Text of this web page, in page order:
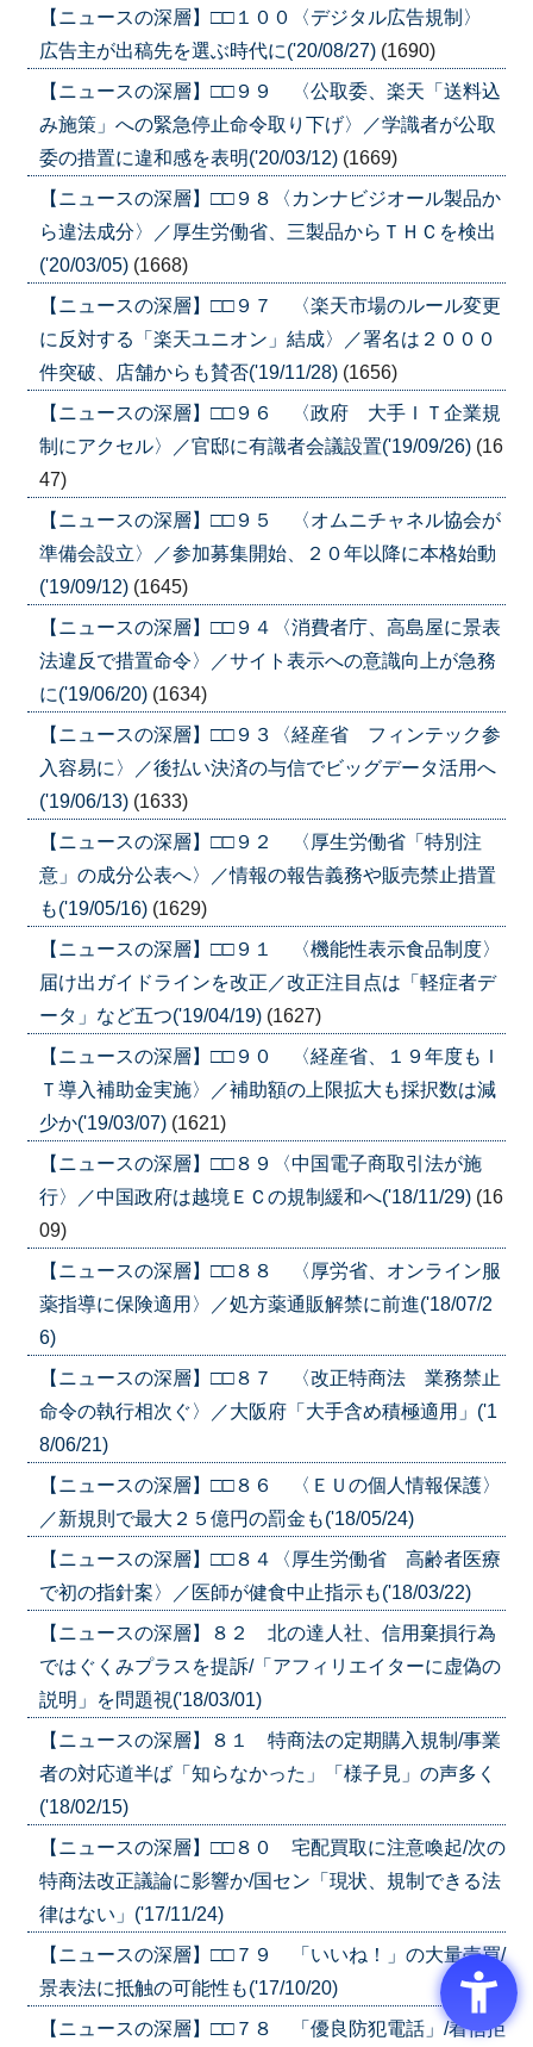
【ニュースの深層】□□１００〈デジタル広告規制〉
広告主が出稿先を選ぶ時代に('20/08/27) (1690)
【ニュースの深層】□□９９ 〈公取委、楽天「送料込
み施策」への緊急停止命令取り下げ〉／学識者が公取
委の措置に違和感を表明('20/03/12) (1669)
【ニュースの深層】□□９８〈カンナビジオール製品か
ら違法成分〉／厚生労働省、三製品からＴＨＣを検出
('20/03/05) (1668)
【ニュースの深層】□□９７ 〈楽天市場のルール変更
に反対する「楽天ユニオン」結成〉／署名は２０００
件突破、店舗からも賛否('19/11/28) (1656)
【ニュースの深層】□□９６ 〈政府 大手ＩＴ企業規
制にアクセル〉／官邸に有識者会議設置('19/09/26) (16
47)
【ニュースの深層】□□９５ 〈オムニチャネル協会が
準備会設立〉／参加募集開始、２０年以降に本格始動
('19/09/12) (1645)
【ニュースの深層】□□９４〈消費者庁、高島屋に景表
法違反で措置命令〉／サイト表示への意識向上が急務
に('19/06/20) (1634)
【ニュースの深層】□□９３〈経産省 フィンテック参
入容易に〉／後払い決済の与信でビッグデータ活用へ
('19/06/13) (1633)
【ニュースの深層】□□９２ 〈厚生労働省「特別注
意」の成分公表へ〉／情報の報告義務や販売禁止措置
も('19/05/16) (1629)
【ニュースの深層】□□９１ 〈機能性表示食品制度〉
届け出ガイドラインを改正／改正注目点は「軽症者デ
ータ」など五つ('19/04/19) (1627)
【ニュースの深層】□□９０ 〈経産省、１９年度もＩ
Ｔ導入補助金実施〉／補助額の上限拡大も採択数は減
少か('19/03/07) (1621)
【ニュースの深層】□□８９〈中国電子商取引法が施
行〉／中国政府は越境ＥＣの規制緩和へ('18/11/29) (16
09)
【ニュースの深層】□□８８ 〈厚労省、オンライン服
薬指導に保険適用〉／処方薬通販解禁に前進('18/07/2
6)
【ニュースの深層】□□８７ 〈改正特商法 業務禁止
命令の執行相次ぐ〉／大阪府「大手含め積極適用」('1
8/06/21)
【ニュースの深層】□□８６ 〈ＥＵの個人情報保護〉
／新規則で最大２５億円の罰金も('18/05/24)
【ニュースの深層】□□８４〈厚生労働省 高齢者医療
で初の指針案〉／医師が健食中止指示も('18/03/22)
【ニュースの深層】８２ 北の達人社、信用棄損行為
ではぐくみプラスを提訴/「アフィリエイターに虚偽の
説明」を問題視('18/03/01)
【ニュースの深層】８１ 特商法の定期購入規制/事業
者の対応道半ば「知らなかった」「様子見」の声多く
('18/02/15)
【ニュースの深層】□□８０ 宅配買取に注意喚起/次の
特商法改正議論に影響か/国セン「現状、規制できる法
律はない」('17/11/24)
【ニュースの深層】□□７９ 「いいね！」の大量売買/
景表法に抵触の可能性も('17/10/20)
【ニュースの深層】□□７８ 「優良防犯電話」/着信拒